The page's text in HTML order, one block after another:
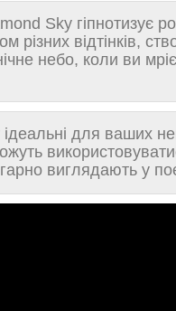
Sky
різних відтінків,
небо, коли ви
для ваших
виглядають у